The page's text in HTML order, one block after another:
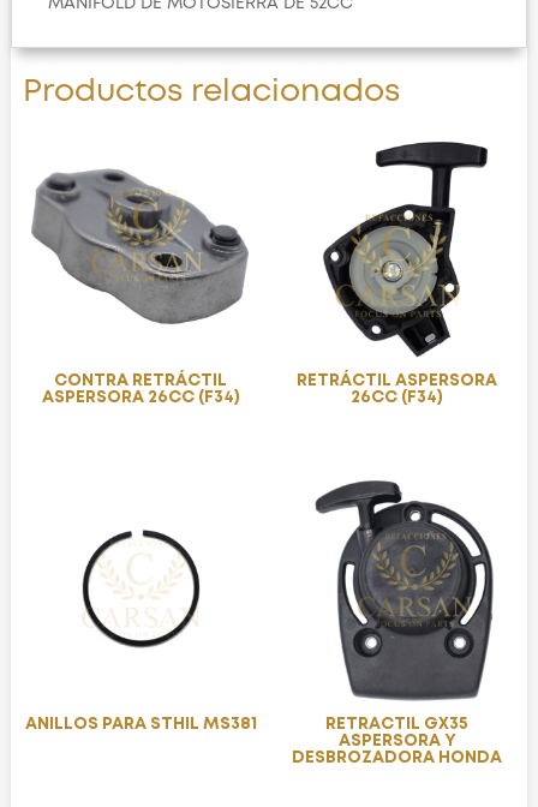
MANIFOLD DE MOTOSIERRA DE 52CC
Productos relacionados
CONTRA RETRÁCTIL
ASPERSORA 26CC (F34)
RETRÁCTIL ASPERSORA
26CC (F34)
ANILLOS PARA STHIL MS381
RETRACTIL GX35
ASPERSORA Y
DESBROZADORA HONDA